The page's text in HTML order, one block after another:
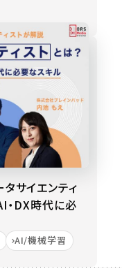
サイエンティ
・DX時代に必
AI/機械学習